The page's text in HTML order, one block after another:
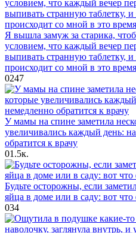
Я вышла замуж за старика,
условием, что каждый вечер
выпивать странную таблетку,
происходит со мной в это время
0247
У мамы на спине заметила
увеличивались каждый день:
обратится к врачу
01.5к.
Будьте осторожны, если
яйца в доме или в саду: вот
034